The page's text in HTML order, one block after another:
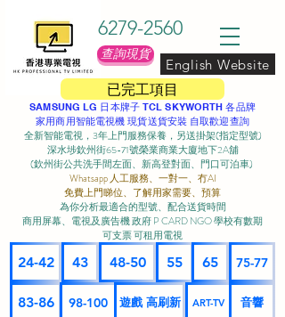
已完工項目
6279-2560
查詢現貨
English Website
SAMSUNG LG 日本牌子 TCL SKYWORTH 各品牌
家用商用智能電視機 現貨送貨安裝 自取歡迎查詢
全新智能電視，3年上門服務保養，另送掛架(指定型號)
深水埗欽州街65-71號榮業商業大廈地下2A舖
(欽州街公共洗手間左面、新高登對面、門口可泊車) ​
Whatsapp 人工服務、一對一、冇AI
免費上門睇位、了解用家需要、預算
為你分析最適合的型號、配合送貨時間
商用屏幕、電視及廣告機 政府 P CARD NGO 學校有數期
可支票 可租用電視
24-42 43 48-50 55 65 75-77
83-86 98-100 遊戲 高刷新 ART-TV 音響